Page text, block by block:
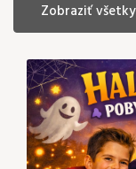
Zobraziť